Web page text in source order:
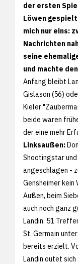
der ersten
Löwen
mich nur eins:
Nachrichten
seine
und machte
Anfang bleibt
Gislason (56)
Kieler
beide waren
der eine mehr
Linksaußen:
Shootingstar
angeschlagen -
Gensheimer kein
Außen, beim
auch noch ganz
Landin. 51
St. Germain
bereits erzielt.
Landin outet sich